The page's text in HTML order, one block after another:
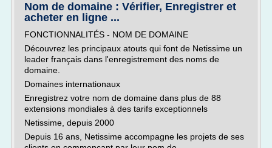
Nom de domaine : Vérifier, Enregistrer et
acheter en ligne ...
FONCTIONNALITÉS - NOM DE DOMAINE
Découvrez les principaux atouts qui font de Netissime un
leader français dans l'enregistrement des noms de
domaine.
Domaines internationaux
Enregistrez votre nom de domaine dans plus de 88
extensions mondiales à des tarifs exceptionnels
Netissime, depuis 2000
Depuis 16 ans, Netissime accompagne les projets de ses